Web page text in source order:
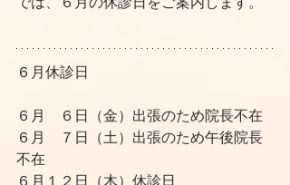
６月休診日
６月　６日（金）出張のため院長不在
６月　７日（土）出張のため午後院長
不在
６月１２日（木）休診日